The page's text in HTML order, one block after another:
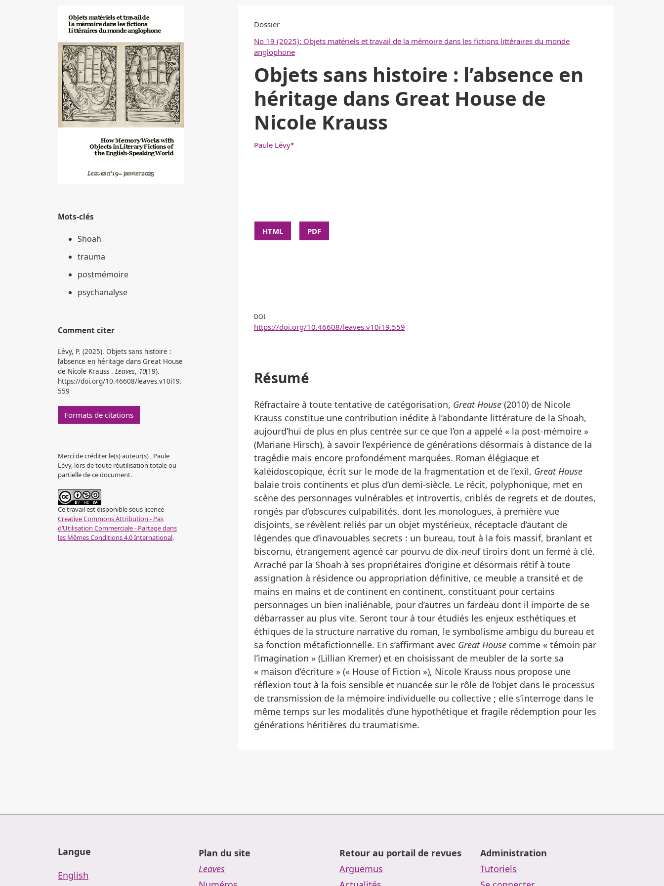
Dossier
No 19 (2025): Objets matériels et travail de la mémoire dans les fictions littéraires du monde
anglophone
Objets sans histoire : l’absence en
héritage dans Great House de
Nicole Krauss
Paule Lévy▸
HTML PDF
DOI
https://doi.org/10.46608/leaves.v10i19.559
Résumé
Réfractaire à toute tentative de catégorisation, Great House (2010) de Nicole
Krauss constitue une contribution inédite à l’abondante littérature de la Shoah,
aujourd’hui de plus en plus centrée sur ce que l’on a appelé « la post-mémoire »
(Mariane Hirsch), à savoir l’expérience de générations désormais à distance de la
tragédie mais encore profondément marquées. Roman élégiaque et
kaléidoscopique, écrit sur le mode de la fragmentation et de l’exil, Great House
balaie trois continents et plus d’un demi-siècle. Le récit, polyphonique, met en
scène des personnages vulnérables et introvertis, criblés de regrets et de doutes,
rongés par d’obscures culpabilités, dont les monologues, à première vue
disjoints, se révèlent reliés par un objet mystérieux, réceptacle d’autant de
légendes que d’inavouables secrets : un bureau, tout à la fois massif, branlant et
biscornu, étrangement agencé car pourvu de dix-neuf tiroirs dont un fermé à clé.
Arraché par la Shoah à ses propriétaires d’origine et désormais rétif à toute
assignation à résidence ou appropriation définitive, ce meuble a transité et de
mains en mains et de continent en continent, constituant pour certains
personnages un bien inaliénable, pour d’autres un fardeau dont il importe de se
débarrasser au plus vite. Seront tour à tour étudiés les enjeux esthétiques et
éthiques de la structure narrative du roman, le symbolisme ambigu du bureau et
sa fonction métafictionnelle. En s’affirmant avec Great House comme « témoin par
l’imagination » (Lillian Kremer) et en choisissant de meubler de la sorte sa
« maison d’écriture » (« House of Fiction »), Nicole Krauss nous propose une
réflexion tout à la fois sensible et nuancée sur le rôle de l’objet dans le processus
de transmission de la mémoire individuelle ou collective ; elle s’interroge dans le
même temps sur les modalités d’une hypothétique et fragile rédemption pour les
générations héritières du traumatisme.
Mots-clés
Shoah
trauma
postmémoire
psychanalyse
Comment citer
Lévy, P. (2025). Objets sans histoire :
l’absence en héritage dans Great House
de Nicole Krauss .Leaves, 10(19).
https://doi.org/10.46608/leaves.v10i19.
559
Formats de citations
Merci de créditer le(s) auteur(s) , Paule
Lévy, lors de toute réutilisation totale ou
partielle de ce document.
Ce travail est disponible sous licence
Creative Commons Attribution - Pas
d’Utilisation Commerciale - Partage dans
les Mêmes Conditions 4.0 International.
Langue
English
Plan du site
Leaves
Retour au portail de revues
Arguemus
Administration
Tutoriels